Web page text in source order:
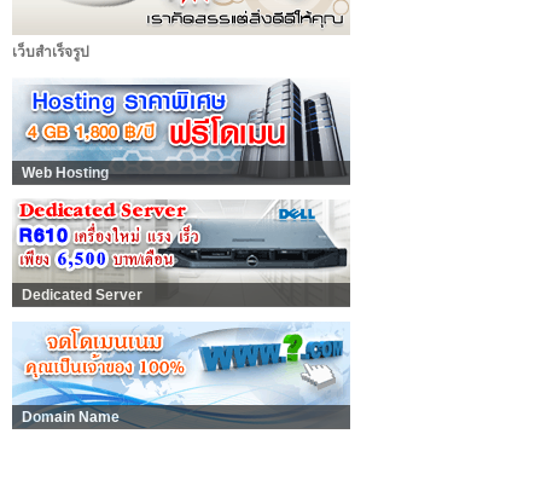
เว็บสำเร็จรูป
Web Hosting
Dedicated Server
Domain Name